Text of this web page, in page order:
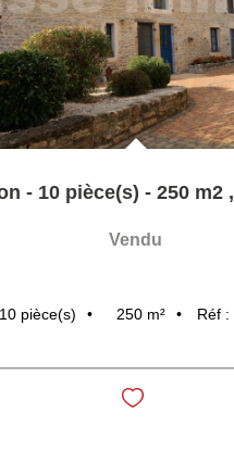
- 10 pièce(s) - 250 m2 ,
Vendu
10 pièce(s) 250 m² Réf :